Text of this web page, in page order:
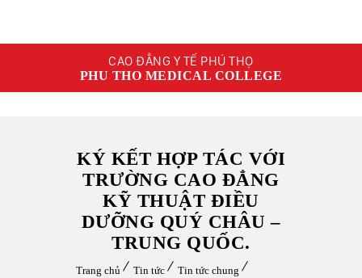
CAO ĐẲNG Y TẾ PHÚ THỌ
PHU THO MEDICAL COLLEGE
KÝ KẾT HỢP TÁC VỚI
TRƯỜNG CAO ĐẲNG
KỸ THUẬT ĐIỀU
DƯỠNG QUÝ CHÂU –
TRUNG QUỐC.
Trang chủ Tin tức
Tin tức chung